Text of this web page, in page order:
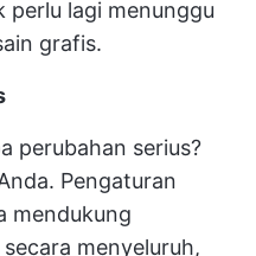
perlu lagi menunggu
grafis.
perubahan serius?
Pengaturan
mendukung
menyeluruh,